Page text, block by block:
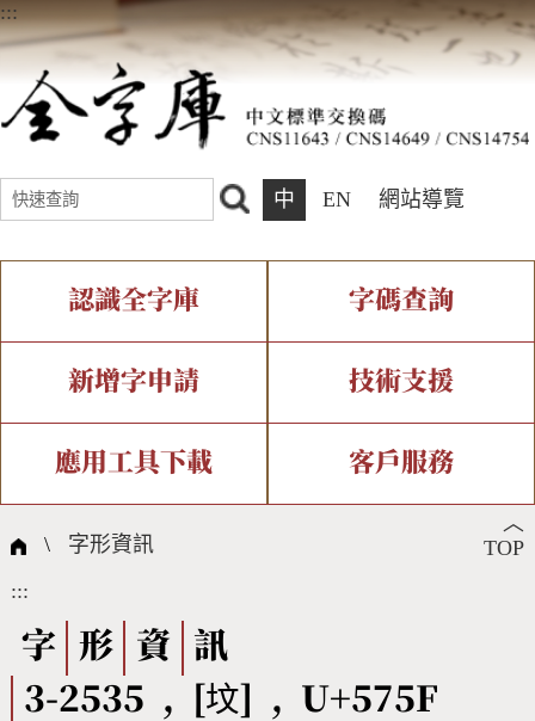
:::
中 EN 網站導覽
認識全字庫
全字庫介紹 全字庫現況
中文碼介紹 專有名詞介紹
國際字碼相關組織
字碼查詢
IDS查詢 部件查詢
複合查詢 注音查詢
筆畫查詢
筆順序查詢
CNS查詢 Unicode查詢
新增字申請
新字申請處理流程
技術支援
字形即時顯示 造字解決方案
全字庫授權 轉碼Web Service
應用工具下載
個人電腦造字處理工具
字形下載
客戶服務
問題集
熱門查詢統計
︿
TOP
\ 字形資訊
:::
字 形 資
訊
3-2535 , [坟] , U+575F